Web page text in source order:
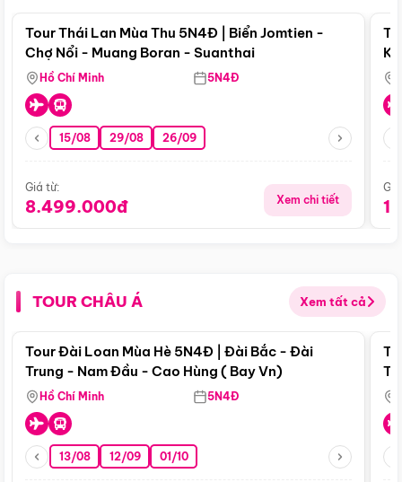
Tour Thái Lan Mùa Thu 5N4Đ | Biển Jomtien -
Chợ Nổi - Muang Boran - Suanthai
Hồ Chí Minh 5N4Đ
15/08 29/08 26/09
Giá từ:
8.499.000đ Xem chi tiết
TOUR CHÂU Á Xem tất cả
Điểm nổi bật
Tour Đài Loan Mùa Hè 5N4Đ | Đài Bắc - Đài
Trung - Nam Đầu - Cao Hùng ( Bay Vn)
Hồ Chí Minh 5N4Đ
13/08 12/09 01/10